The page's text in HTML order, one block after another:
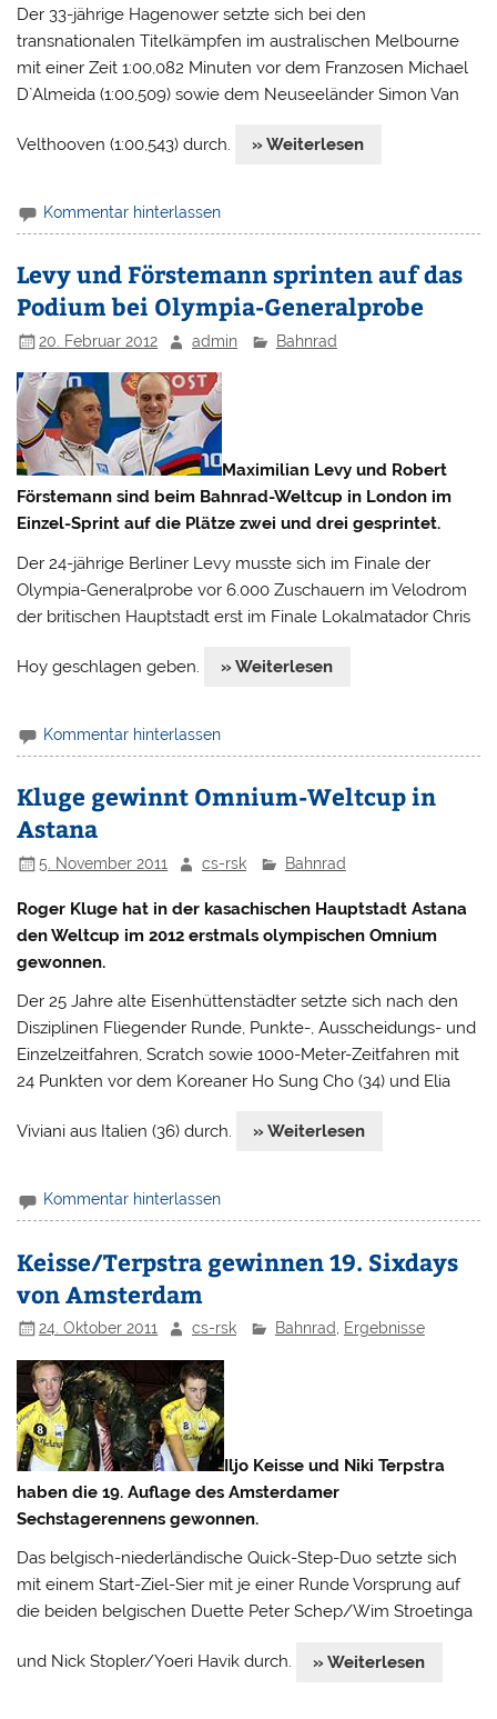
Der 33-jährige Hagenower setzte sich bei den
transnationalen Titelkämpfen im australischen Melbourne
mit einer Zeit 1:00,082 Minuten vor dem Franzosen Michael
D`Almeida (1:00,509) sowie dem Neuseeländer Simon Van
Velthooven (1:00,543) durch. » Weiterlesen
Kommentar hinterlassen
Levy und Förstemann sprinten auf das
Podium bei Olympia-Generalprobe
20. Februar 2012 admin Bahnrad
Maximilian Levy und Robert
Förstemann sind beim Bahnrad-Weltcup in London im
Einzel-Sprint auf die Plätze zwei und drei gesprintet.
Der 24-jährige Berliner Levy musste sich im Finale der
Olympia-Generalprobe vor 6.000 Zuschauern im Velodrom
der britischen Hauptstadt erst im Finale Lokalmatador Chris
Hoy geschlagen geben. » Weiterlesen
Kommentar hinterlassen
Kluge gewinnt Omnium-Weltcup in
Astana
5. November 2011 cs-rsk Bahnrad
Roger Kluge hat in der kasachischen Hauptstadt Astana
den Weltcup im 2012 erstmals olympischen Omnium
gewonnen.
Der 25 Jahre alte Eisenhüttenstädter setzte sich nach den
Disziplinen Fliegender Runde, Punkte-, Ausscheidungs- und
Einzelzeitfahren, Scratch sowie 1000-Meter-Zeitfahren mit
24 Punkten vor dem Koreaner Ho Sung Cho (34) und Elia
Viviani aus Italien (36) durch. » Weiterlesen
Kommentar hinterlassen
Keisse/Terpstra gewinnen 19. Sixdays
von Amsterdam
24. Oktober 2011 cs-rsk Bahnrad Ergebnisse
Iljo Keisse und Niki Terpstra
haben die 19. Auflage des Amsterdamer
Sechstagerennens gewonnen.
Das belgisch-niederländische Quick-Step-Duo setzte sich
mit einem Start-Ziel-Sier mit je einer Runde Vorsprung auf
die beiden belgischen Duette Peter Schep/Wim Stroetinga
und Nick Stopler/Yoeri Havik durch. » Weiterlesen